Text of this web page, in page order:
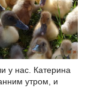
у нас. Катерина
утром, и